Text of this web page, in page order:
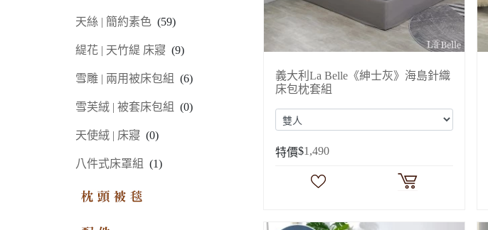
天絲 | 簡約素色 (59)
緹花 | 天竹緹 床寢 (9)
雪雕 | 兩用被床包組 (6)
雪芙絨 | 被套床包組 (0)
天使絨 | 床寢 (0)
八件式床罩組 (1)
義大利La Belle《紳士灰》海島針織
床包枕套組
特價$1,490